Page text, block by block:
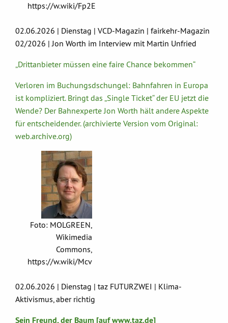
https://w.wiki/Fp2E
02.06.2026 | Dienstag | VCD-Magazin | fairkehr-Magazin
02/2026 | Jon Worth im Interview mit Martin Unfried
„Drittanbieter müssen eine faire Chance bekommen“
Verloren im Buchungsdschungel: Bahnfahren in Europa
ist kompliziert. Bringt das „Single Ticket“ der EU jetzt die
Wende? Der Bahnexperte Jon Worth hält andere Aspekte
für entscheidender. (archivierte Version vom Original:
web.archive.org)
Foto: MOLGREEN,
Wikimedia
Commons,
https://w.wiki/Mcv
02.06.2026 | Dienstag | taz FUTURZWEI | Klima-
Aktivismus, aber richtig
Sein Freund, der Baum [auf www.taz.de]